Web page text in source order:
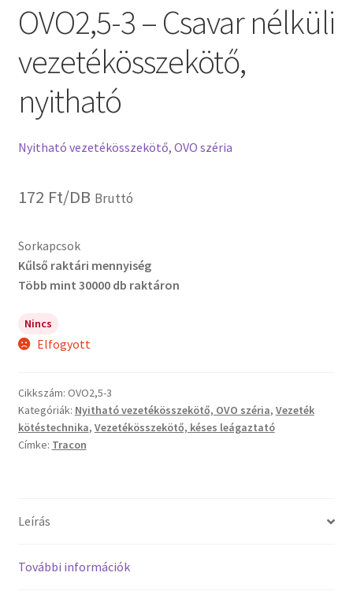
OVO2,5-3 – Csavar nélküli
vezetékösszekötő,
nyitható
Nyitható vezetékösszekötő, OVO széria
172 Ft/DB Bruttó
Sorkapcsok
Kűlső raktári mennyiség
Több mint 30000 db raktáron
Nincs
Elfogyott
Cikkszám: OVO2,5-3
Kategóriák: Nyitható vezetékösszekötő, OVO széria, Vezeték
kötéstechnika, Vezetékösszekötő, késes leágaztató
Címke: Tracon
Leírás
További információk